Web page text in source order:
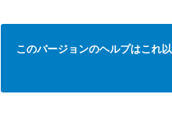
このバージョンのヘルプはこれ